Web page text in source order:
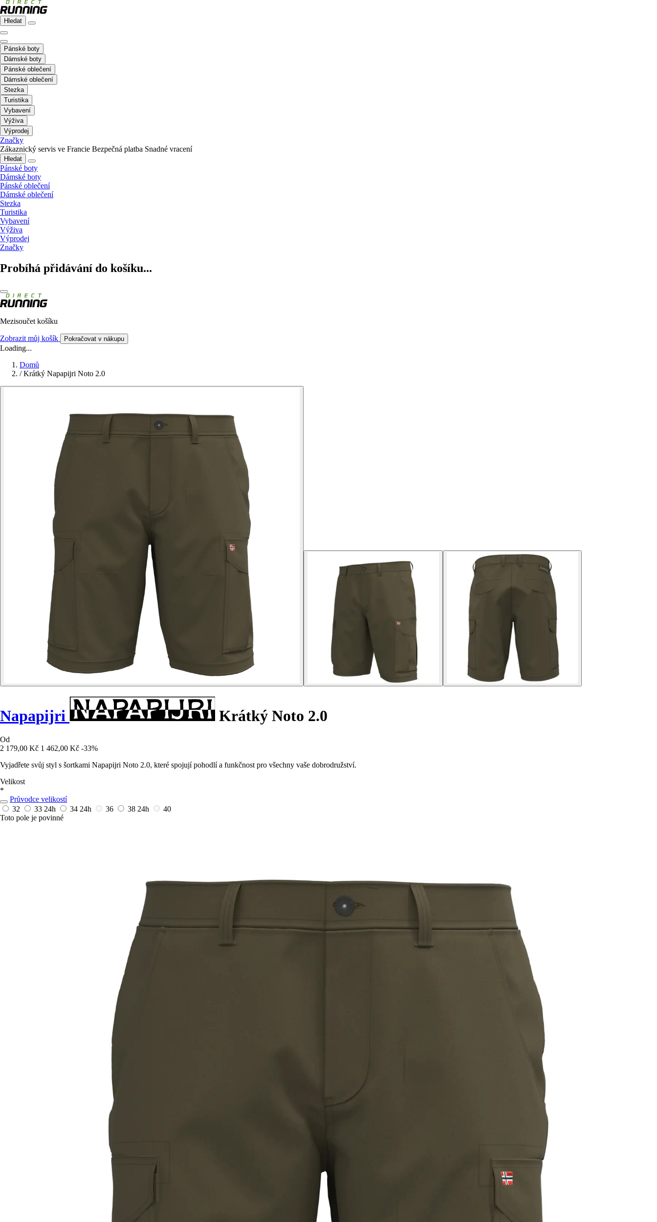
Hledat
Pánské boty
Dámské boty
Pánské oblečení
Dámské oblečení
Stezka
Turistika
Vybavení
Výživa
Výprodej
Značky
Zákaznický servis ve Francie Bezpečná platba Snadné vracení
Hledat
Pánské boty
Dámské boty
Pánské oblečení
Dámské oblečení
Stezka
Turistika
Vybavení
Výživa
Výprodej
Značky
Probíhá přidávání do košíku...
Mezisoučet košíku
Zobrazit můj košík Pokračovat v nákupu
Loading...
Domů
/ Krátký Napapijri Noto 2.0
Napapijri Krátký Noto 2.0
Od
2 179,00 Kč 1 462,00 Kč -33%
Vyjadřete svůj styl s šortkami Napapijri Noto 2.0, které spojují pohodlí a funkčnost pro všechny vaše dobrodružství.
Velikost
*
Průvodce velikostí
32
33 24h 34 24h 36 38 24h
40
Toto pole je povinné